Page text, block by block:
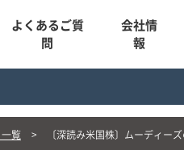
よくあるご質
問
会社情
報
一覧 〔深読み米国株〕ムーディー